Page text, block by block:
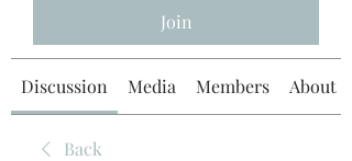
Join
Discussion Media Members About
Back